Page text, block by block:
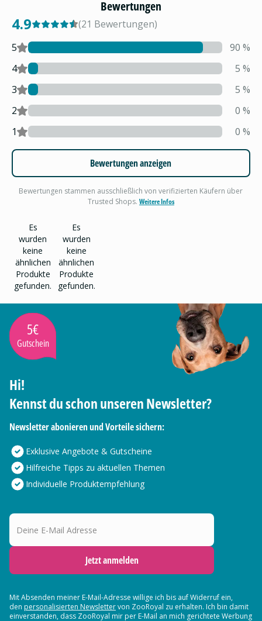
Bewertungen
4.9 (21 Bewertungen)
5
90 %
4
5 %
3
5 %
2
0 %
1
0 %
Bewertungen anzeigen
Bewertungen stammen ausschließlich von verifizierten Käufern über
Trusted Shops. Weitere Infos
Es
wurden
keine
ähnlichen
Produkte
gefunden.
Es
wurden
keine
ähnlichen
Produkte
gefunden.
5€
Gutschein
Hi!
Kennst du schon unseren Newsletter?
Newsletter abonieren und Vorteile sichern:
Exklusive Angebote & Gutscheine
Hilfreiche Tipps zu aktuellen Themen
Individuelle Produktempfehlung
Deine E-Mail Adresse
Jetzt anmelden
Mit Absenden meiner E-Mail-Adresse willige ich bis auf Widerruf ein,
den personalisierten Newslettervon ZooRoyal zu erhalten. Ich bin damit
einverstanden, dass ZooRoyal mir per E-Mail an mich gerichtete Werbung